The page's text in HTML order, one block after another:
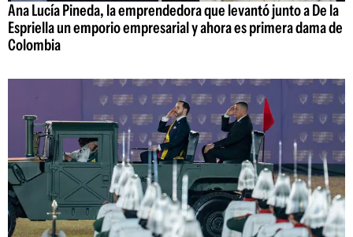
Ana Lucía Pineda, la emprendedora que levantó junto a De la
Espriella un emporio empresarial y ahora es primera dama de
Colombia